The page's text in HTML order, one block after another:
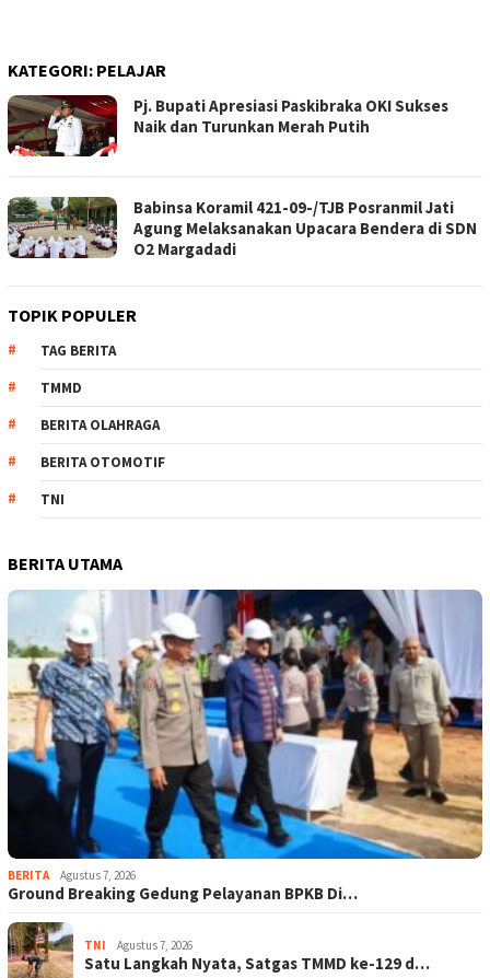
KATEGORI: PELAJAR
Pj. Bupati Apresiasi Paskibraka OKI Sukses
Naik dan Turunkan Merah Putih
Babinsa Koramil 421-09-/TJB Posranmil Jati
Agung Melaksanakan Upacara Bendera di SDN
O2 Margadadi
TOPIK POPULER
TAG BERITA
TMMD
BERITA OLAHRAGA
BERITA OTOMOTIF
TNI
BERITA UTAMA
BERITA Agustus 7, 2026
Ground Breaking Gedung Pelayanan BPKB Di…
TNI Agustus 7, 2026
Satu Langkah Nyata, Satgas TMMD ke-129 d…